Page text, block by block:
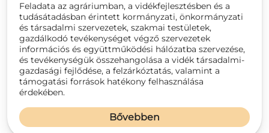
Feladata az agráriumban, a vidékfejlesztésben és a
tudásátadásban érintett kormányzati, önkormányzati
és társadalmi szervezetek, szakmai testületek,
gazdálkodó tevékenységet végző szervezetek
információs és együttműködési hálózatba szervezése,
és tevékenységük összehangolása a vidék társadalmi-
gazdasági fejlődése, a felzárkóztatás, valamint a
támogatási források hatékony felhasználása
érdekében.
Bővebben